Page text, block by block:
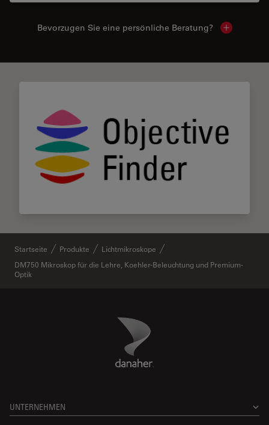
Bevorzugen Sie eine persönliche Beratung? Show
Startseite Produkte
Lichtmikroskope
DM750 Mikroskop für die Lehre, Koehler-Beleuchtung und Premium-
Optik
Danaher Logo
UNTERNEHMEN